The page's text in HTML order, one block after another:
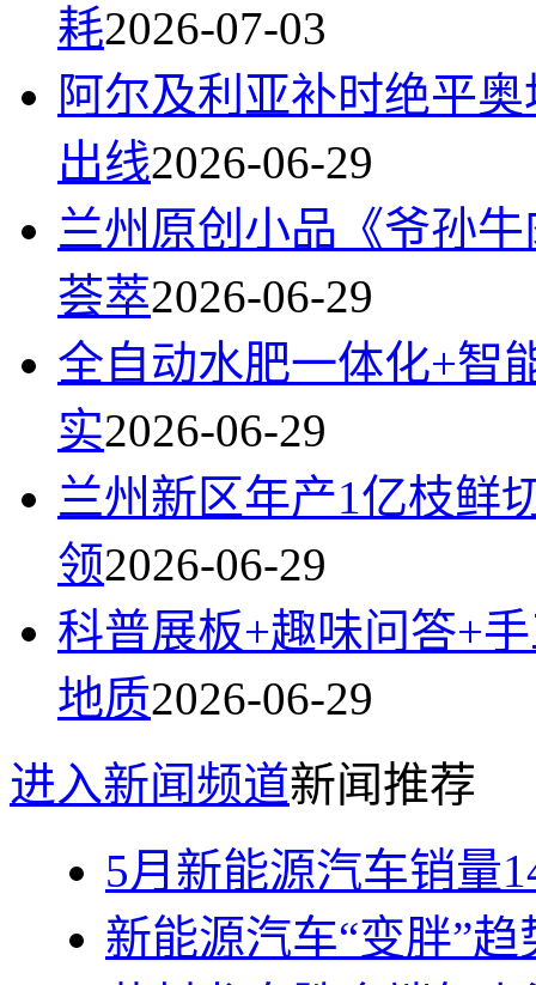
耗2026-07-03
阿尔及利亚补时绝平
出线2026-06-29
兰州原创小品《爷孙
荟萃2026-06-29
全自动水肥一体化+智
实2026-06-29
兰州新区年产1亿枝鲜
领2026-06-29
科普展板+趣味问答+
地质2026-06-29
进入新闻频道新闻推荐
5月新能源汽车销量
新能源汽车“变胖”